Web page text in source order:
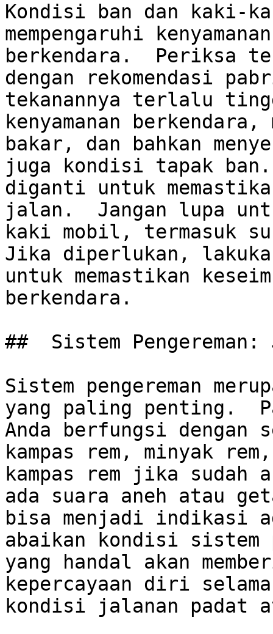
Kondisi ban dan kaki-
mempengaruhi
berkendara.  Periksa
dengan rekomendasi
tekanannya terlalu
kenyamanan
bakar, dan bahkan
juga kondisi tapak
diganti untuk
jalan.  Jangan lupa
kaki mobil, termasuk
Jika diperlukan,
untuk memastikan
berkendara.
##  Sistem Pengereman:
Sistem pengereman
yang paling penting.
Anda berfungsi dengan
kampas rem, minyak
kampas rem jika sudah
ada suara aneh atau
bisa menjadi indikasi
abaikan kondisi sistem
yang handal akan
kepercayaan diri
kondisi jalanan padat